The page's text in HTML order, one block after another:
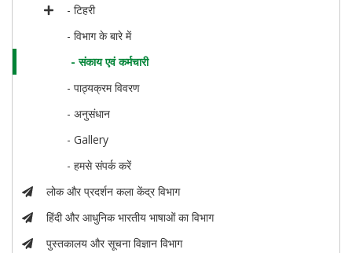
- टिहरी
- विभाग के बारे में
- संकाय एवं कर्मचारी
- पाठ्यक्रम विवरण
- अनुसंधान
- Gallery
- हमसे संपर्क करें
लोक और प्रदर्शन कला केंद्र विभाग
हिंदी और आधुनिक भारतीय भाषाओं का विभाग
पुस्तकालय और सूचना विज्ञान विभाग